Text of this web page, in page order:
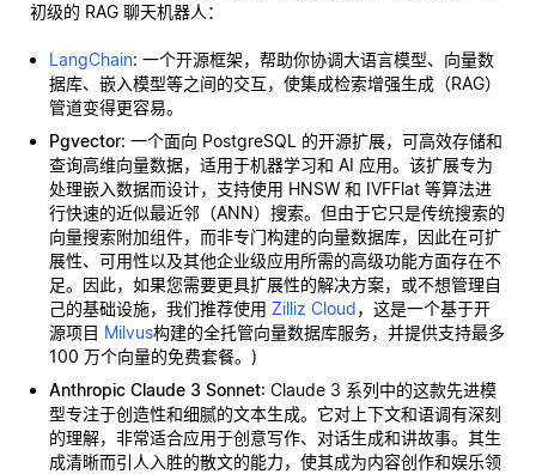
初级的 RAG 聊天机器人：
LangChain: 一个开源框架，帮助你协调大语言模型、向量数
据库、嵌入模型等之间的交互，使集成检索增强生成（RAG）
管道变得更容易。
Pgvector: 一个面向 PostgreSQL 的开源扩展，可高效存储和
查询高维向量数据，适用于机器学习和 AI 应用。该扩展专为
处理嵌入数据而设计，支持使用 HNSW 和 IVFFlat 等算法进
行快速的近似最近邻（ANN）搜索。但由于它只是传统搜索的
向量搜索附加组件，而非专门构建的向量数据库，因此在可扩
展性、可用性以及其他企业级应用所需的高级功能方面存在不
足。因此，如果您需要更具扩展性的解决方案，或不想管理自
己的基础设施，我们推荐使用 Zilliz Cloud，这是一个基于开
源项目 Milvus构建的全托管向量数据库服务，并提供支持最多
100 万个向量的免费套餐。)
Anthropic Claude 3 Sonnet: Claude 3 系列中的这款先进模
型专注于创造性和细腻的文本生成。它对上下文和语调有深刻
的理解，非常适合应用于创意写作、对话生成和讲故事。其生
成清晰而引人入胜的散文的能力，使其成为内容创作和娱乐领